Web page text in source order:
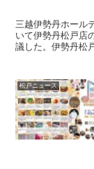
三越伊勢丹ホール
いて伊勢丹松戸店
議した。伊勢丹松
松戸ニュース